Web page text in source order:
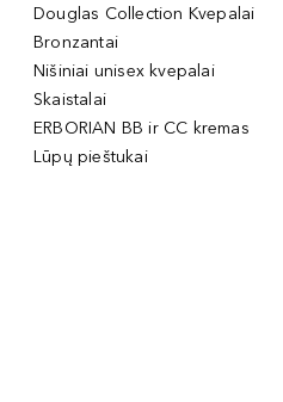
Douglas Collection Kvepalai
Bronzantai
Nišiniai unisex kvepalai
Skaistalai
ERBORIAN BB ir CC kremas
Lūpų pieštukai